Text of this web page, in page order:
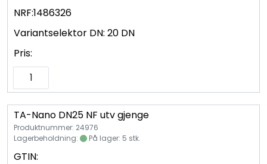
NRF:1486326
Variantselektor DN: 20 DN
Pris:
TA-Nano DN25 NF utv gjenge
Produktnummer: 24976
Lagerbeholdning:
På lager: 5 stk.
GTIN: